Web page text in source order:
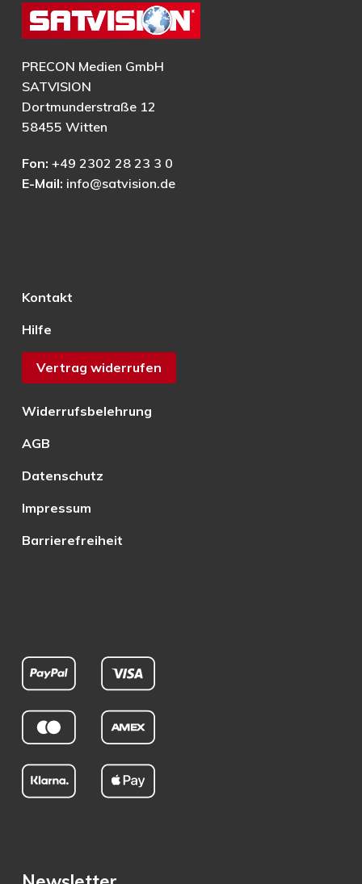
PRECON Medien GmbH
SATVISION
Dortmunderstraße 12
58455 Witten
Fon: +49 2302 28 23 3 0
E-Mail: info@satvision.de
Kontakt
Hilfe
Vertrag widerrufen
Widerrufsbelehrung
AGB
Datenschutz
Impressum
Barrierefreiheit